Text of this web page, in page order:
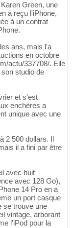
Green, une
a reçu l'iPhone,
à un contrat
ans, mais l'a
en octobre
actu/337708/. Elle
studio de
et s'est
enchères a
unique avec une
2 500 dollars. Il
il a fini par être
avec huit
avec 128 Go),
14 Pro en a
un port casque
se trouve une
vintage, arborant
l'iPod pour la